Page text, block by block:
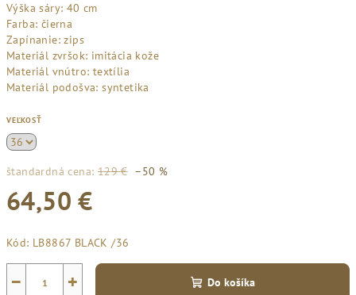
Výška sáry: 40 cm
Farba: čierna
Zapínanie: zips
Materiál zvršok: imitácia kože
Materiál vnútro: textília
Materiál podošva: syntetika
VEĽKOSŤ
štandardná cena: 129 € –50 %
64,50 €
cena:
Kód: LB8867 BLACK /36
+
− Do košíka